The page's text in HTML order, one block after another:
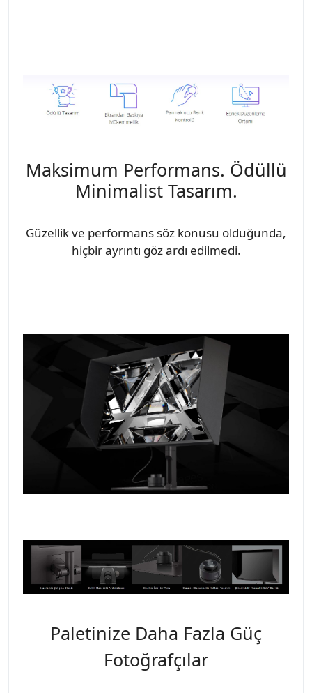
Maksimum Performans. Ödüllü
Minimalist Tasarım.
Güzellik ve performans söz konusu olduğunda,
hiçbir ayrıntı göz ardı edilmedi.
Paletinize Daha Fazla Güç
Fotoğrafçılar